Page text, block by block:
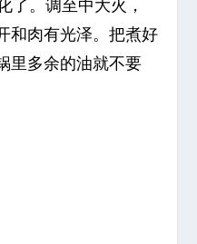
了。调至中大火，
和肉有光泽。把煮好
里多余的油就不要